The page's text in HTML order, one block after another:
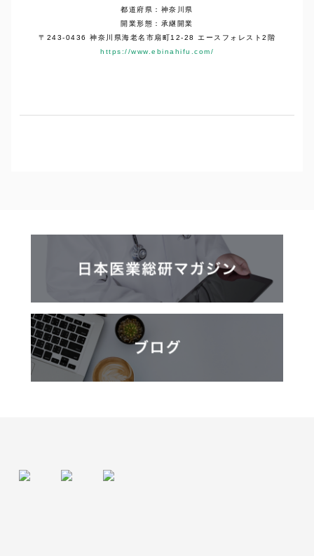
都道府県：神奈川県
開業形態：承継開業
〒243-0436 神奈川県海老名市扇町12-28 エースフォレスト2階
https://www.ebinahifu.com/